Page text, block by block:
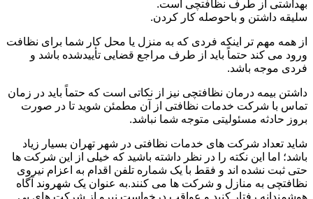
بهداشتی از طرف نظافتچی است.
سلیقه داشتن و باحوصله کار کردن.
از همه مهم تر اینکه فردی که به منزل یا محل کار شما برای نظافت
ورود می کند حتماً باید از طرف مراجع قضایی تأییدشده باشد و
فردی موجه باشد.
داشتن بیمه درمان نظافتچی نیز از نکاتی است که حتماً باید در زمان
تماس با شرکت خدمات نظافتی از آن مطمئن شوید تا در صورت
بروز حادثه مسئولیتی متوجه شما نباشد.
شاید تعداد شرکت های خدمات نظافتی در شهر تهران بسیار زیاد
باشد؛ اما این نکته را در نظر داشته باشید که خیلی از این شرکت ها
حتی ثبت نشده اند و فقط با یک شماره تلفن اقدام به اعزام نیروی
نظافتچی به منازل و شرکت ها می کنند.به عنوان یک شهروند آگاه